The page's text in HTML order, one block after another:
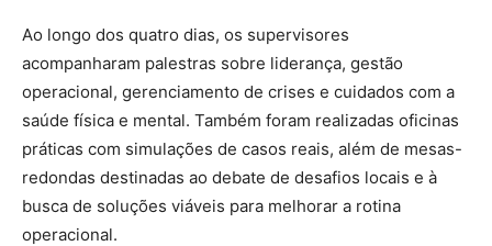
Ao longo dos quatro dias, os supervisores
acompanharam palestras sobre liderança, gestão
operacional, gerenciamento de crises e cuidados com a
saúde física e mental. Também foram realizadas oficinas
práticas com simulações de casos reais, além de mesas-
redondas destinadas ao debate de desafios locais e à
busca de soluções viáveis para melhorar a rotina
operacional.